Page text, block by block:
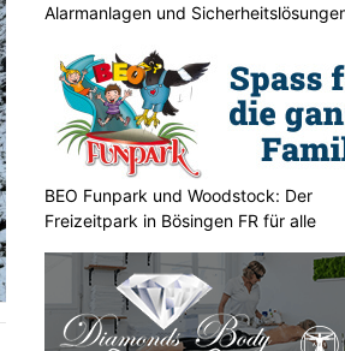
Alarmanlagen und
BEO Funpark und Woodstock: Der
Freizeitpark in Bösingen FR für alle